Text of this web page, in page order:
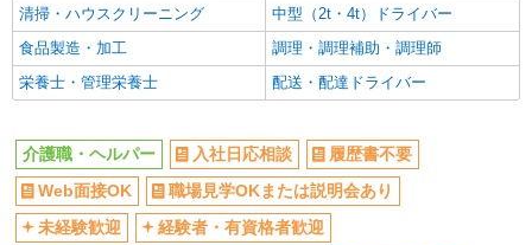
清掃・ハウスクリーニング
中型（2t・4t）ドライバー
食品製造・加工
調理・調理補助・調理師
栄養士・管理栄養士
配送・配達ドライバー
介護職・ヘルパー 入社日応相談
履歴書不要
Web面接OK
職場見学OKまたは説明会あり
未経験歓迎
経験者・有資格者歓迎